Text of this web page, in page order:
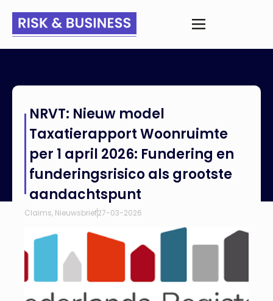
Woonruimte per 1 april 2026: Fundering en funderingsrisico als
grootste aandachtspunt
NRVT: Nieuw model
Taxatierapport Woonruimte
per 1 april 2026: Fundering en
funderingsrisico als grootste
aandachtspunt
Claims, Nieuwsbrief27-03-2026